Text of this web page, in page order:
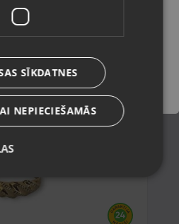
108-601
24 mēneši)
SĪKDATNES
NEPIECIEŠAMĀS